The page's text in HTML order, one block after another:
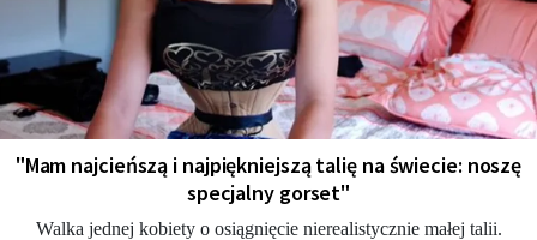
"Mam najcieńszą i najpiękniejszą talię na świecie: noszę
specjalny gorset"
Walka jednej kobiety o osiągnięcie nierealistycznie małej talii.